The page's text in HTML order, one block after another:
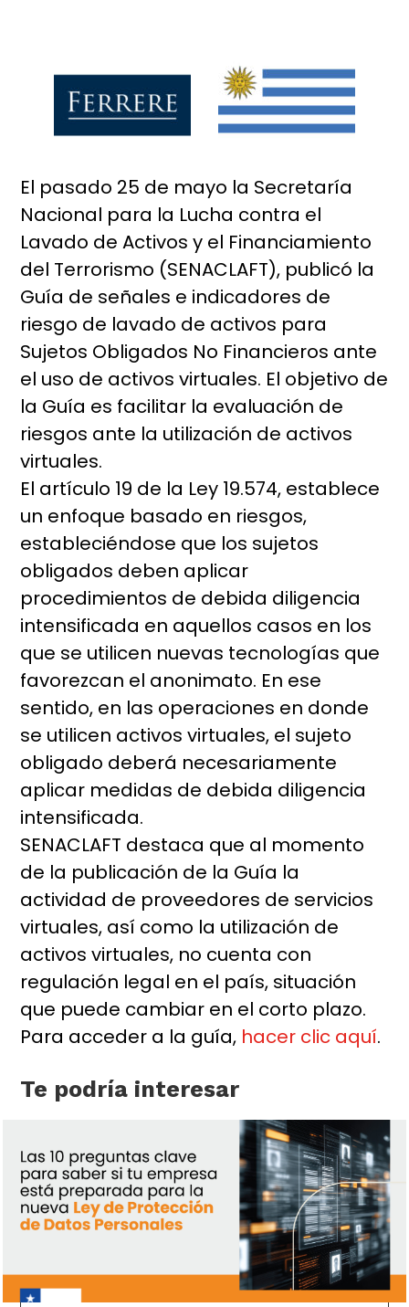
El pasado 25 de mayo la Secretaría
Nacional para la Lucha contra el
Lavado de Activos y el Financiamiento
del Terrorismo (SENACLAFT), publicó la
Guía de señales e indicadores de
riesgo de lavado de activos para
Sujetos Obligados No Financieros ante
el uso de activos virtuales. El objetivo de
la Guía es facilitar la evaluación de
riesgos ante la utilización de activos
virtuales.
El artículo 19 de la Ley 19.574, establece
un enfoque basado en riesgos,
estableciéndose que los sujetos
obligados deben aplicar
procedimientos de debida diligencia
intensificada en aquellos casos en los
que se utilicen nuevas tecnologías que
favorezcan el anonimato. En ese
sentido, en las operaciones en donde
se utilicen activos virtuales, el sujeto
obligado deberá necesariamente
aplicar medidas de debida diligencia
intensificada.
SENACLAFT destaca que al momento
de la publicación de la Guía la
actividad de proveedores de servicios
virtuales, así como la utilización de
activos virtuales, no cuenta con
regulación legal en el país, situación
que puede cambiar en el corto plazo.
Para acceder a la guía, hacer clic aquí.
Te podría interesar